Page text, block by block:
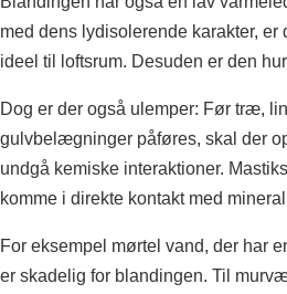
med dens lydisolerende karakter, er
ideel til loftsrum. Desuden er den
Dog er der også ulemper: Før træ,
gulvbelægninger påføres, skal der
undgå kemiske interaktioner.
komme i direkte kontakt med
For eksempel mørtel vand, der har
er skadelig for blandingen. Til